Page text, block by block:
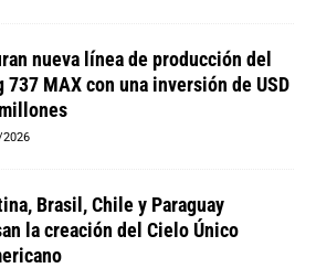
nueva línea de producción del
737 MAX con una inversión de USD
Brasil, Chile y Paraguay
la creación del Cielo Único